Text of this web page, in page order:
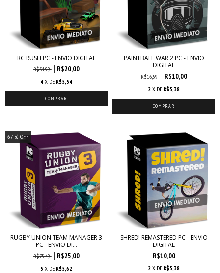
RC RUSH PC - ENVIO DIGITAL
R$34,99 R$20,00
4 X DE R$5,54
PAINTBALL WAR 2 PC - ENVIO
DIGITAL
R$16,59 R$10,00
2 X DE R$5,38
67% OFF
RUGBY UNION TEAM MANAGER 3
PC - ENVIO DI...
R$75,49 R$25,00
5 X DE R$5,62
SHRED! REMASTERED PC - ENVIO
DIGITAL
R$10,00
2 X DE R$5,38